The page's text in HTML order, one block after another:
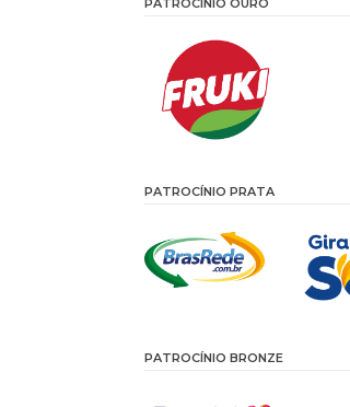
PATROCÍNIO PRATA
PATROCÍNIO BRONZE